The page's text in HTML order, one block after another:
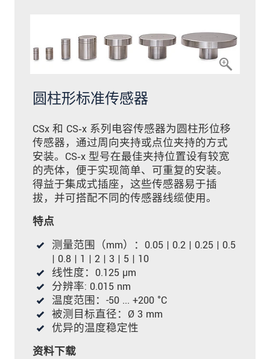
圆柱形标准传感器
CSx 和 CS‑x 系列电容传感器为圆柱形位移
传感器，通过周向夹持或点位夹持的方式
安装。CS‑x 型号在最佳夹持位置设有较宽
的壳体，便于实现简单、可重复的安装。
得益于集成式插座，这些传感器易于插
拔，并可搭配不同的传感器线缆使用。
特点
测量范围（mm）：0.05 | 0.2 | 0.25 | 0.5
| 0.8 | 1 | 2 | 3 | 5 | 10
线性度：0.125 µm
分辨率: 0.015 nm
温度范围：-50 ... +200 °C
被测目标直径：Ø 3 mm
优异的温度稳定性
资料下载